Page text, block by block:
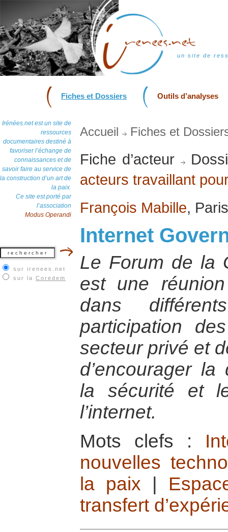
un site de
Fiches et Dossiers Outils d’analyses
Irénées.net est un site de
ressources
documentaires destiné à
favoriser l’échange de
connaissances et de
savoir faire au service de
la construction d’un art de
la paix.
Ce site est porté par
l’association
Modus Operandi
sur irenees.net
sur la Coredem
Accueil Fiches et
Fiche d’acteur
acteurs travaillant
François Mabille,
Internet
Le Forum de la
est une
dans
participation
secteur privé et
d’encourager
la sécurité et
l’internet.
Mots clefs :
nouvelles
la paix
transfert